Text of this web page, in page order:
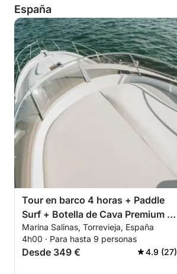
España
Tour en barco 4 horas + Paddle
Surf + Botella de Cava Premium -
TODO INCLUIDO
Marina Salinas, Torrevieja, España
4h00 · Para hasta 9 personas
Desde 349 € 4.9 (27)